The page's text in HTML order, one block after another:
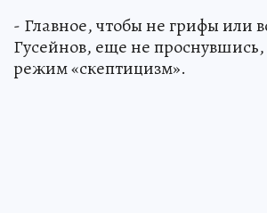
- Главное, чтобы не грифы или
Гусейнов, еще не
режим «скептицизм».